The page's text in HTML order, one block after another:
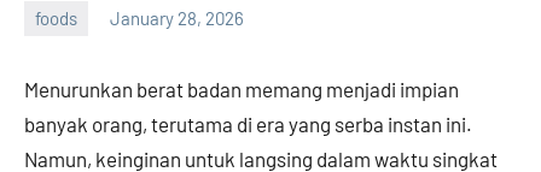
foods January 28, 2026
Menurunkan berat badan memang menjadi impian
banyak orang, terutama di era yang serba instan ini.
Namun, keinginan untuk langsing dalam waktu singkat